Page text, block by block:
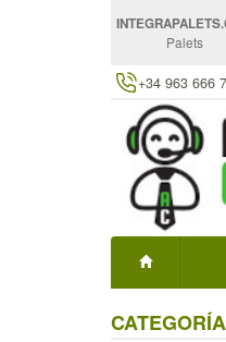
INTEGRAPALETS
Palets
+34 963 666